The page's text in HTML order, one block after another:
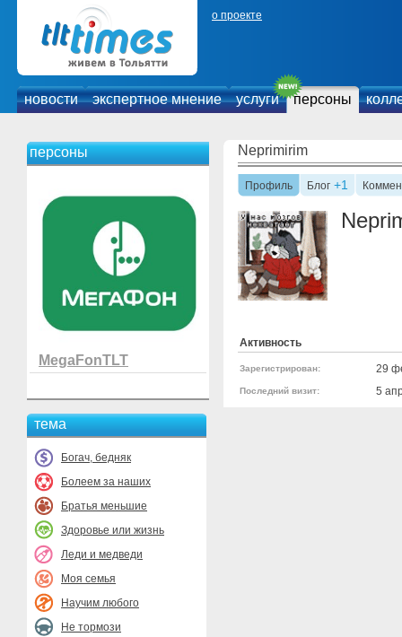
о проекте
новости экспертное мнение услуги персоны
персоны
MegaFonTLT
тема
Богач, бедняк
Болеем за наших
Братья меньшие
Здоровье или жизнь
Леди и медведи
Моя семья
Научим любого
Не тормози
Neprimirim
Профиль Блог +1
Активность
Зарегистрирован: 29
Последний визит: 5